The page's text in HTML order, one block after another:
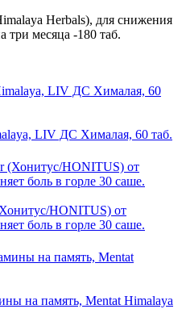
Herbals), для снижения
три месяца -180 таб.
LIV ДС Хималая, 60 таб.
HONITUS) от
боль в горле 30 саше.
на память, Mentat Himalaya